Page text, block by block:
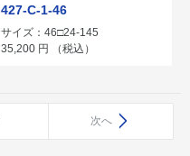
427-C-1-46
サイズ：46□24-145
35,200 円 （税込）
次へ